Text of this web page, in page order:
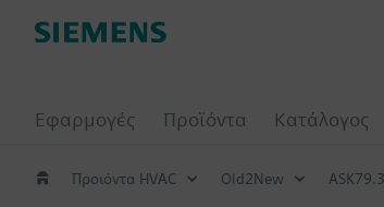
Εφαρμογές Προϊόντα Κατάλογος
Προιόντα HVAC Old2New